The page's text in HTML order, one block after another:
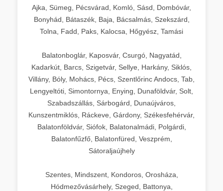
Ajka, Sümeg, Pécsvárad, Komló, Sásd, Dombóvár,
Bonyhád, Bátaszék, Baja, Bácsalmás, Szekszárd,
Tolna, Fadd, Paks, Kalocsa, Hőgyész, Tamási
Balatonboglár, Kaposvár, Csurgó, Nagyatád,
Kadarkút, Barcs, Szigetvár, Sellye, Harkány, Siklós,
Villány, Bóly, Mohács, Pécs, Szentlőrinc Andocs, Tab,
Lengyeltóti, Simontornya, Enying, Dunaföldvár, Solt,
Szabadszállás, Sárbogárd, Dunaújváros,
Kunszentmiklós, Ráckeve, Gárdony, Székesfehérvár,
Balatonföldvár, Siófok, Balatonalmádi, Polgárdi,
Balatonfűzfő, Balatonfüred, Veszprém,
Sátoraljaújhely
Szentes, Mindszent, Kondoros, Orosháza,
Hódmezővásárhely, Szeged, Battonya,